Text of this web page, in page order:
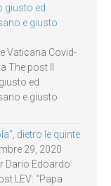
giusto ed
e giusto
Vaticana Covid-
The post Il
ed
e giusto
dietro le quinte
29, 2020
Dario Edoardo
LEV: “Papa